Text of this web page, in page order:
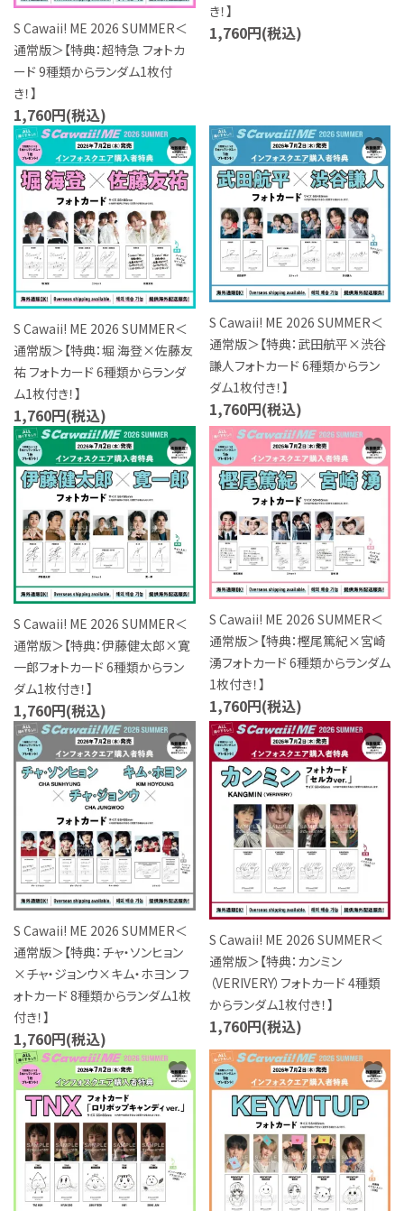
S Cawaii! ME 2026 SUMMER＜
通常版＞【特典：超特急 フォトカ
ード 9種類からランダム1枚付
き！】
1,760円(税込)
き！】
1,760円(税込)
S Cawaii! ME 2026 SUMMER＜
通常版＞【特典：堀 海登×佐藤友
祐 フォトカード 6種類からランダ
ム1枚付き！】
1,760円(税込)
favorite
S Cawaii! ME 2026 SUMMER＜
通常版＞【特典：武田航平×渋谷
謙人フォトカード 6種類からラン
ダム1枚付き！】
1,760円(税込)
favorite
S Cawaii! ME 2026 SUMMER＜
通常版＞【特典：伊藤健太郎×寛
一郎フォトカード 6種類からラン
ダム1枚付き！】
1,760円(税込)
favorite
S Cawaii! ME 2026 SUMMER＜
通常版＞【特典：樫尾篤紀×宮崎
湧フォトカード 6種類からランダム
1枚付き！】
1,760円(税込)
favorite
S Cawaii! ME 2026 SUMMER＜
通常版＞【特典：チャ・ソンヒョン
×チャ・ジョンウ×キム・ホヨン フ
ォトカード 8種類からランダム1枚
付き！】
1,760円(税込)
favorite
S Cawaii! ME 2026 SUMMER＜
通常版＞【特典：カンミン
（VERIVERY）フォトカード 4種類
からランダム1枚付き！】
1,760円(税込)
favorite
favorite favorite